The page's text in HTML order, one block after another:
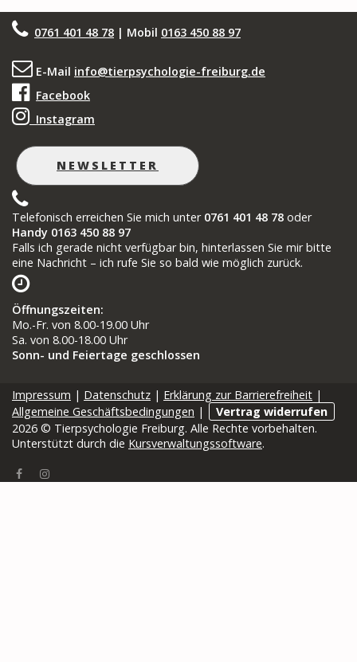
0761 401 48 78 | Mobil 0163 450 88 97
E-Mail info@tierpsychologie-freiburg.de
Facebook
Instagram
NEWSLETTER
Telefonisch erreichen Sie mich unter 0761 401 48 78 oder
Handy 0163 450 88 97
Falls ich gerade nicht verfügbar bin, hinterlassen Sie mir bitte
eine Nachricht – ich rufe Sie so bald wie möglich zurück.
Öffnungszeiten:
Mo.-Fr. von 8.00-19.00 Uhr
Sa. von 8.00-18.00 Uhr
Sonn- und Feiertage geschlossen
Impressum | Datenschutz | Erklärung zur Barrierefreiheit |
Allgemeine Geschäftsbedingungen |
Vertrag widerrufen
2026 © Tierpsychologie Freiburg. Alle Rechte vorbehalten.
Unterstützt durch die Kursverwaltungssoftware.